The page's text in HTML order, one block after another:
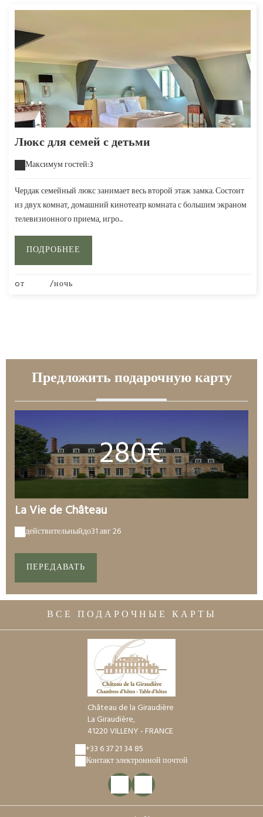
Люкс для семей с детьми
Максимум гостей:3
Чердак семейный люкс занимает весь второй этаж замка. Состоит
из двух комнат, домашний кинотеатр комната с большим экраном
телевизионного приема, игро...
ПОДРОБНЕЕ
oт /ночь
Предложить подарочную карту
280€
La Vie de Château
действительныйдо31 авг 26
ПЕРЕДАВАТЬ
ВСЕ ПОДАРОЧНЫЕ КАРТЫ
Château de la Giraudière
La Giraudière,
41220 VILLENY - FRANCE
+33 6 37 21 34 85
Контакт электронной почтой